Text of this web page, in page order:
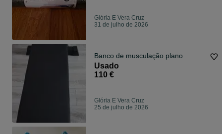
Glória E Vera Cruz
31 de julho de 2026
Banco de musculação plano
Usado
110 €
Glória E Vera Cruz
25 de julho de 2026